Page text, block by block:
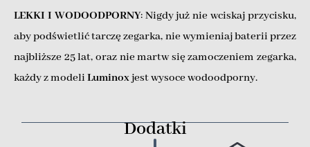
LEKKI I WODOODPORNY: Nigdy już nie wciskaj przycisku,
aby podświetlić tarczę zegarka, nie wymieniaj baterii przez
najbliższe 25 lat, oraz nie martw się zamoczeniem zegarka,
każdy z modeliLuminoxjest wysoce wodoodporny.
Dodatki